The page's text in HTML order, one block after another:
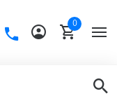
Call
0